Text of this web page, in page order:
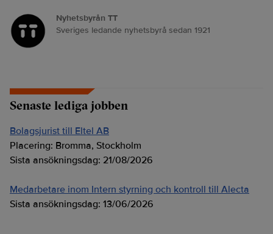
Nyhetsbyrån TT
Sveriges ledande nyhetsbyrå sedan 1921
Senaste lediga jobben
Bolagsjurist till Eltel AB
Placering: Bromma, Stockholm
Sista ansökningsdag: 21/08/2026
Medarbetare inom Intern styrning och kontroll till Alecta
Sista ansökningsdag: 13/06/2026